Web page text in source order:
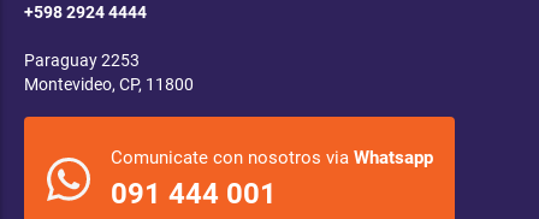
+598 2924 4444
Paraguay 2253
Montevideo, CP, 11800
Comunicate con nosotros via Whatsapp
091 444 001